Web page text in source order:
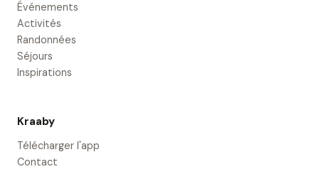
Événements
Activités
Randonnées
Séjours
Inspirations
Kraaby
Télécharger l'app
Contact